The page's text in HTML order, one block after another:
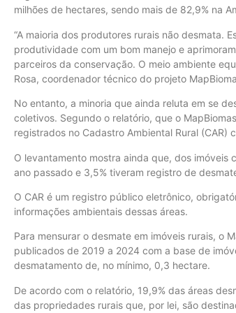
milhões de hectares, sendo mais de 82,9% na
“A maioria dos produtores rurais não desmata.
produtividade com um bom manejo e
parceiros da conservação. O meio ambiente
Rosa, coordenador técnico do projeto
No entanto, a minoria que ainda reluta em se
coletivos. Segundo o relatório, que o
registrados no Cadastro Ambiental Rural
O levantamento mostra ainda que, dos imóveis
ano passado e 3,5% tiveram registro de
O CAR é um registro público eletrônico,
informações ambientais dessas áreas.
Para mensurar o desmate em imóveis rurais, o
publicados de 2019 a 2024 com a base de
desmatamento de, no mínimo, 0,3 hectare.
De acordo com o relatório, 19,9% das áreas
das propriedades rurais que, por lei, são